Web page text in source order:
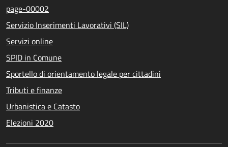
page-00002
Servizio Inserimenti Lavorativi (SIL)
Servizi online
SPID in Comune
Sportello di orientamento legale per cittadini
Tributi e finanze
Urbanistica e Catasto
Elezioni 2020